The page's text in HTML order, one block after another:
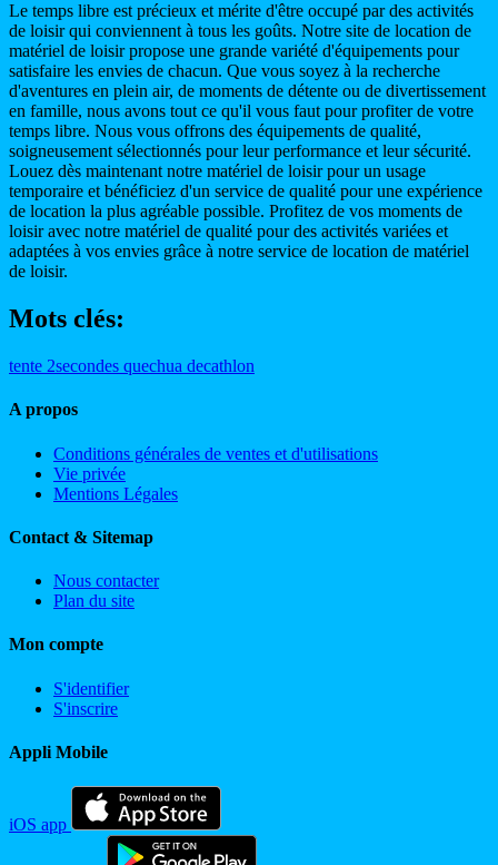
Le temps libre est précieux et mérite d'être occupé par des activités
de loisir qui conviennent à tous les goûts. Notre site de location de
matériel de loisir propose une grande variété d'équipements pour
satisfaire les envies de chacun. Que vous soyez à la recherche
d'aventures en plein air, de moments de détente ou de divertissement
en famille, nous avons tout ce qu'il vous faut pour profiter de votre
temps libre. Nous vous offrons des équipements de qualité,
soigneusement sélectionnés pour leur performance et leur sécurité.
Louez dès maintenant notre matériel de loisir pour un usage
temporaire et bénéficiez d'un service de qualité pour une expérience
de location la plus agréable possible. Profitez de vos moments de
loisir avec notre matériel de qualité pour des activités variées et
adaptées à vos envies grâce à notre service de location de matériel
de loisir.
Mots clés:
tente 2secondes quechua decathlon
A propos
Conditions générales de ventes et d'utilisations
Vie privée
Mentions Légales
Contact & Sitemap
Nous contacter
Plan du site
Mon compte
S'identifier
S'inscrire
Appli Mobile
iOS app